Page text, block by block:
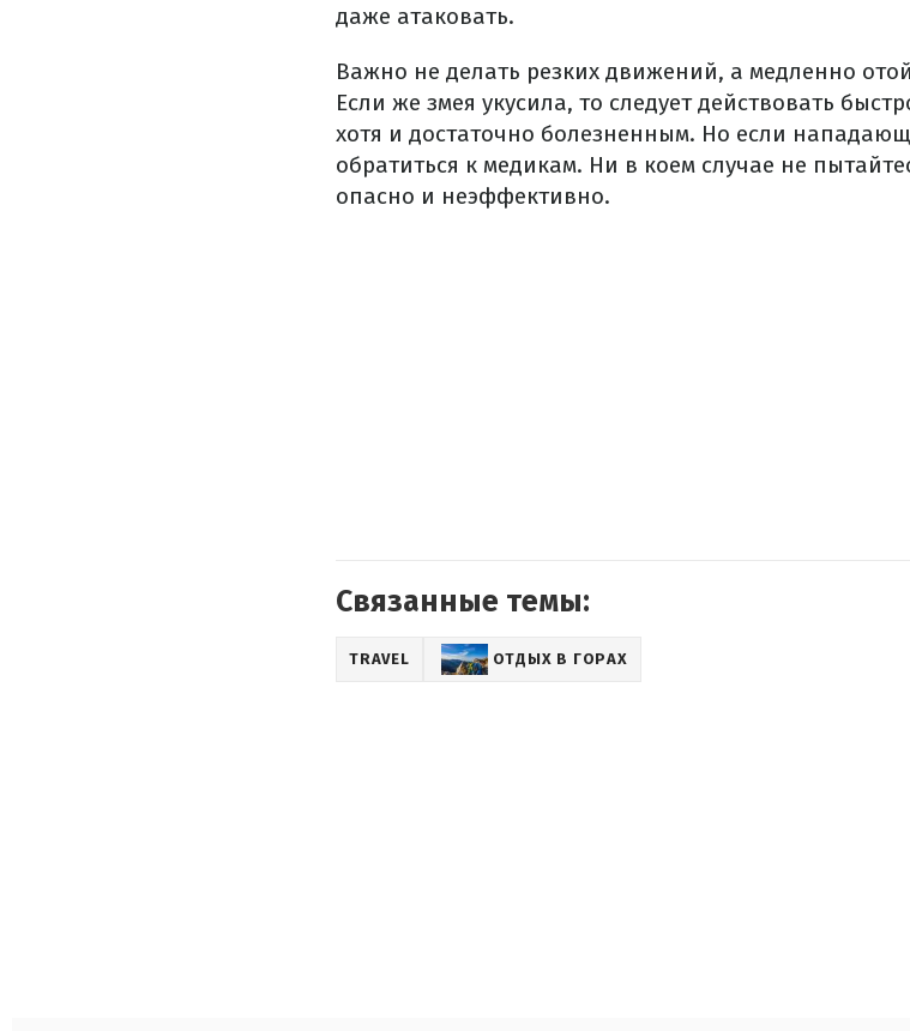
даже атаковать.
Важно не делать резких движений, а медленно
Если же змея укусила, то следует действовать
хотя и достаточно болезненным. Но если
обратиться к медикам. Ни в коем случае не
опасно и неэффективно.
Связанные темы:
TRAVEL ОТДЫХ В ГОРАХ